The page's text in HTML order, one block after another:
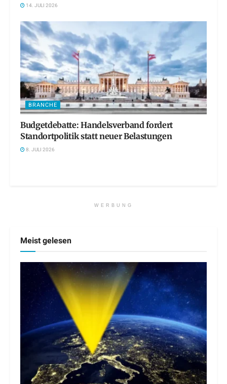
14. JULI 2026
BRANCHE
Budgetdebatte: Handelsverband fordert
Standortpolitik statt neuer Belastungen
8. JULI 2026
WERBUNG
Meist gelesen